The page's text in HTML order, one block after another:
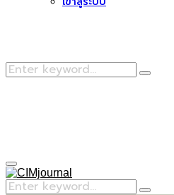
Search
Search
Primary
Menu
Search